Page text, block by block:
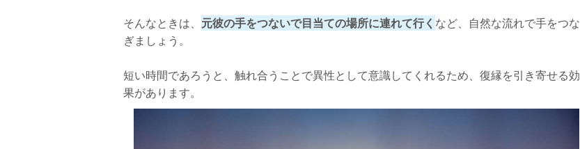
そんなときは、 元彼の手をつないで目当ての場所に連れて行く など、自然な流れで手をつな
ぎましょう。
短い時間であろうと、触れ合うことで異性として意識してくれるため、復縁を引き寄せる効
果があります。